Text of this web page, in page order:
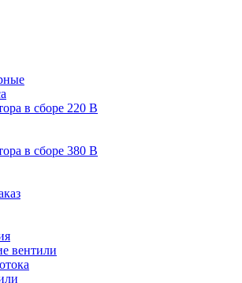
в сборе 220 В
в сборе 380 В
вентили